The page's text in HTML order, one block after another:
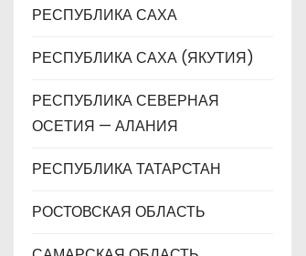
РЕСПУБЛИКА САХА
РЕСПУБЛИКА САХА (ЯКУТИЯ)
РЕСПУБЛИКА СЕВЕРНАЯ
ОСЕТИЯ — АЛАНИЯ
РЕСПУБЛИКА ТАТАРСТАН
РОСТОВСКАЯ ОБЛАСТЬ